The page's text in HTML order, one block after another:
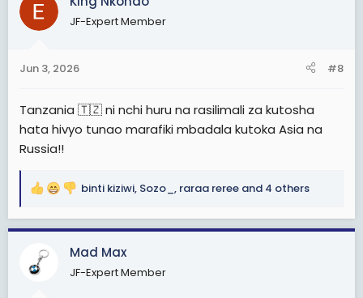
o
s
JF-Expert Member
Jun 3, 2026 #8
Tanzania 🇹🇿 ni nchi huru na rasilimali za kutosha
hata hivyo tunao marafiki mbadala kutoka Asia na
Russia!!
R
a
i
binti kiziwi, Sozo_ , raraa reree and 4 others
Mad Max
JF-Expert Member